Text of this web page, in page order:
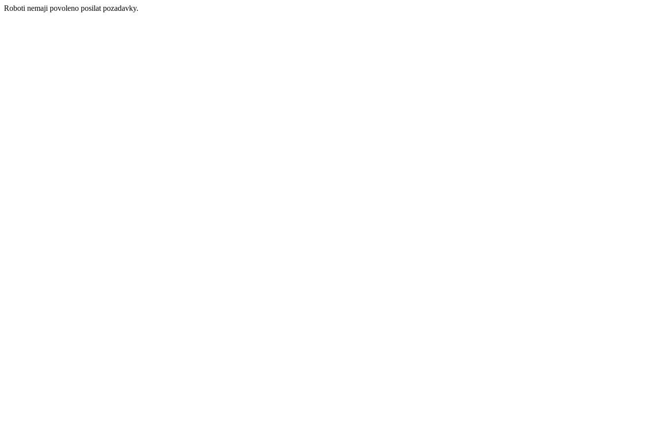
Roboti nemaji povoleno posilat pozadavky.